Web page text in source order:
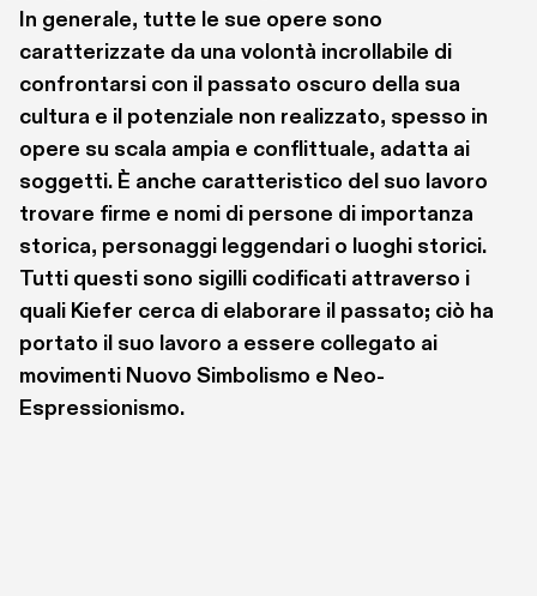
In generale, tutte le sue opere sono
caratterizzate da una volontà incrollabile di
confrontarsi con il passato oscuro della sua
cultura e il potenziale non realizzato, spesso in
opere su scala ampia e conflittuale, adatta ai
soggetti. È anche caratteristico del suo lavoro
trovare firme e nomi di persone di importanza
storica, personaggi leggendari o luoghi storici.
Tutti questi sono sigilli codificati attraverso i
quali Kiefer cerca di elaborare il passato; ciò ha
portato il suo lavoro a essere collegato ai
movimenti Nuovo Simbolismo e Neo-
Espressionismo.